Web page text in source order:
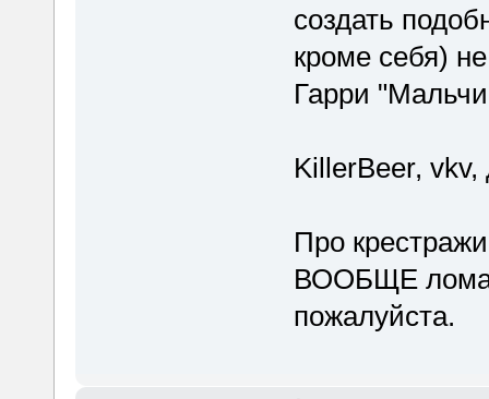
создать
кроме себя)
Гарри
KillerBeer,
Про
ВООБЩЕ
пожалуйста.